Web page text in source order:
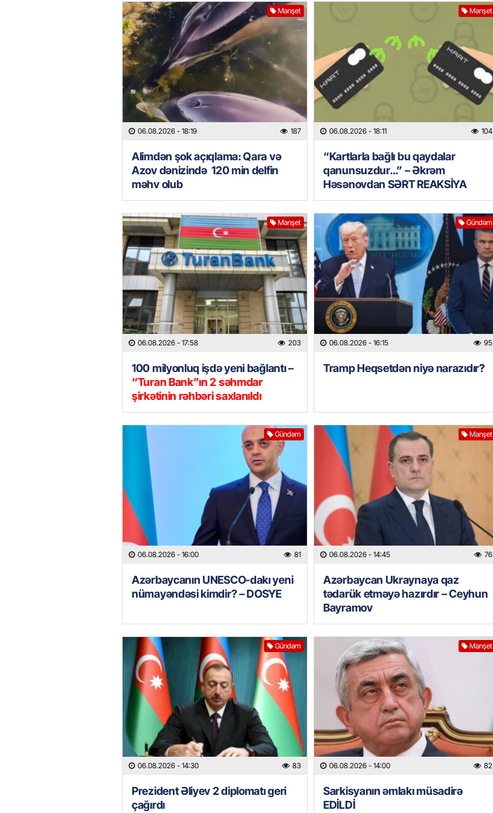
Manşet
06.08.2026 - 18:19 187
Alimdən şok açıqlama: Qara və
Azov dənizində 120 min delfin
məhv olub
Manşet
06.08.2026 - 18:11 104
“Kartlarla bağlı bu qaydalar
qanunsuzdur…” – Əkrəm
Həsənovdan SƏRT REAKSİYA
Manşet
06.08.2026 - 17:58 203
100 milyonluq işdə yeni bağlantı –
“Turan Bank”ın 2 səhmdar
şirkətinin rəhbəri saxlanıldı
Gündəm
06.08.2026 - 16:15 95
Tramp Heqsetdən niyə narazıdır?
Gündəm
06.08.2026 - 16:00 81
Azərbaycanın UNESCO-dakı yeni
nümayəndəsi kimdir? – DOSYE
Manşet
06.08.2026 - 14:45 76
Azərbaycan Ukraynaya qaz
tədarük etməyə hazırdır – Ceyhun
Bayramov
Gündəm
06.08.2026 - 14:30 83
Prezident Əliyev 2 diplomatı geri
çağırdı
Manşet
06.08.2026 - 14:00 82
Sarkisyanın əmlakı müsadirə
EDİLDİ